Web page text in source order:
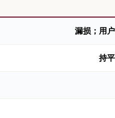
漏损；用
持